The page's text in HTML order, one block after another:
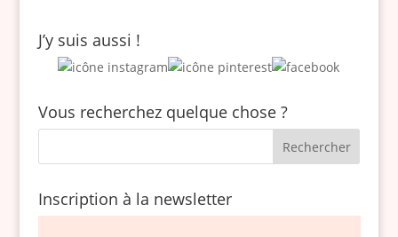
J’y suis aussi !
Vous recherchez quelque chose ?
Inscription à la newsletter